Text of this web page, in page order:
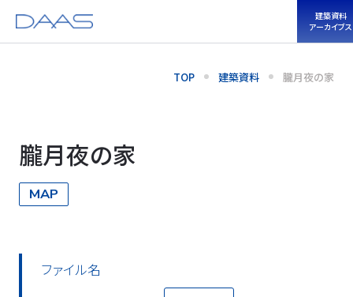
建築資料
アーカイブス
TOP 建築資料 朧月夜の家
朧月夜の家
MAP
ファイル名